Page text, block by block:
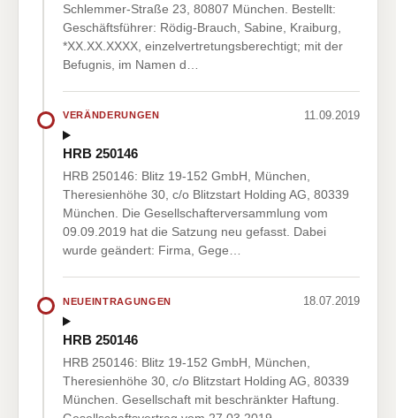
Schlemmer-Straße 23, 80807 München. Bestellt:
Geschäftsführer: Rödig-Brauch, Sabine, Kraiburg,
*XX.XX.XXXX, einzelvertretungsberechtigt; mit der
Befugnis, im Namen d…
VERÄNDERUNGEN 11.09.2019
HRB 250146
HRB 250146: Blitz 19-152 GmbH, München,
Theresienhöhe 30, c/o Blitzstart Holding AG, 80339
München. Die Gesellschafterversammlung vom
09.09.2019 hat die Satzung neu gefasst. Dabei
wurde geändert: Firma, Gege…
NEUEINTRAGUNGEN 18.07.2019
HRB 250146
HRB 250146: Blitz 19-152 GmbH, München,
Theresienhöhe 30, c/o Blitzstart Holding AG, 80339
München. Gesellschaft mit beschränkter Haftung.